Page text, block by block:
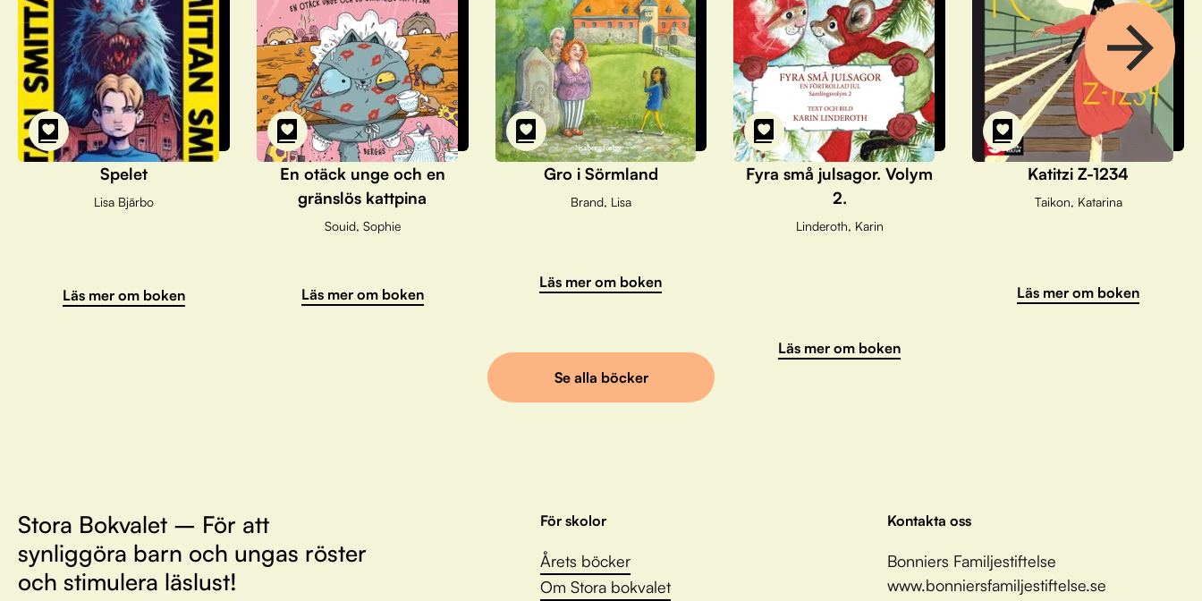
Spelet
Lisa Bjärbo
Läs mer om boken
En otäck unge och en
gränslös kattpina
Souid, Sophie
Läs mer om boken
Gro i Sörmland
Brand, Lisa
Läs mer om boken
Fyra små julsagor. Volym
2.
Linderoth, Karin
Läs mer om boken
Katitzi Z-1234
Taikon, Katarina
Läs mer om boken
Se alla böcker
Stora Bokvalet – För att
synliggöra barn och ungas röster
och stimulera läslust!
För skolor
Årets böcker
Om Stora bokvalet
Kontakta oss
Bonniers Familjestiftelse
www.bonniersfamiljestiftelse.se